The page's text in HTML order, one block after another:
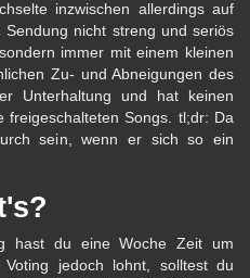
inzwischen allerdings auf
nicht streng und seriös
immer mit einem kleinen
Zu- und Abneigungen des
Unterhaltung und hat keinen
freigeschalteten Songs. tl;dr: Da
sein, wenn er sich so ein
hast du eine Woche Zeit um
jedoch lohnt, solltest du